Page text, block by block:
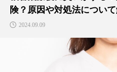
根管治療
険？原因や対処法について
2024.09.09